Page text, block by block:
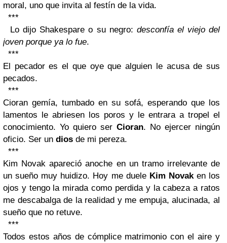
moral, uno que invita al festín de la vida.
***
Lo dijo Shakespare o su negro: desconfía el viejo del
joven porque ya lo fue.
***
El pecador es el que oye que alguien le acusa de sus
pecados.
***
Cioran gemía, tumbado en su sofá, esperando que los
lamentos le abriesen los poros y le entrara a tropel el
conocimiento. Yo quiero ser Cioran. No ejercer ningún
oficio. Ser un dios de mi pereza.
***
Kim Novak apareció anoche en un tramo irrelevante de
un sueño muy huidizo. Hoy me duele Kim Novaken los
ojos y tengo la mirada como perdida y la cabeza a ratos
me descabalga de la realidad y me empuja, alucinada, al
sueño que no retuve.
***
Todos estos años de cómplice matrimonio con el aire y